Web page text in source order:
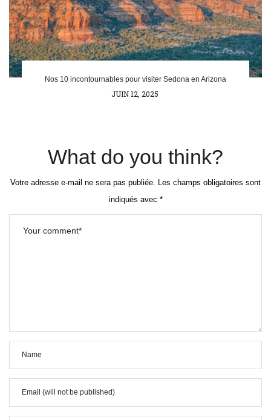
Nos 10 incontournables pour visiter Sedona en Arizona
POSTED
JUIN 12, 2025
What do you think?
Votre adresse e-mail ne sera pas publiée. Les champs obligatoires sont
indiqués avec *